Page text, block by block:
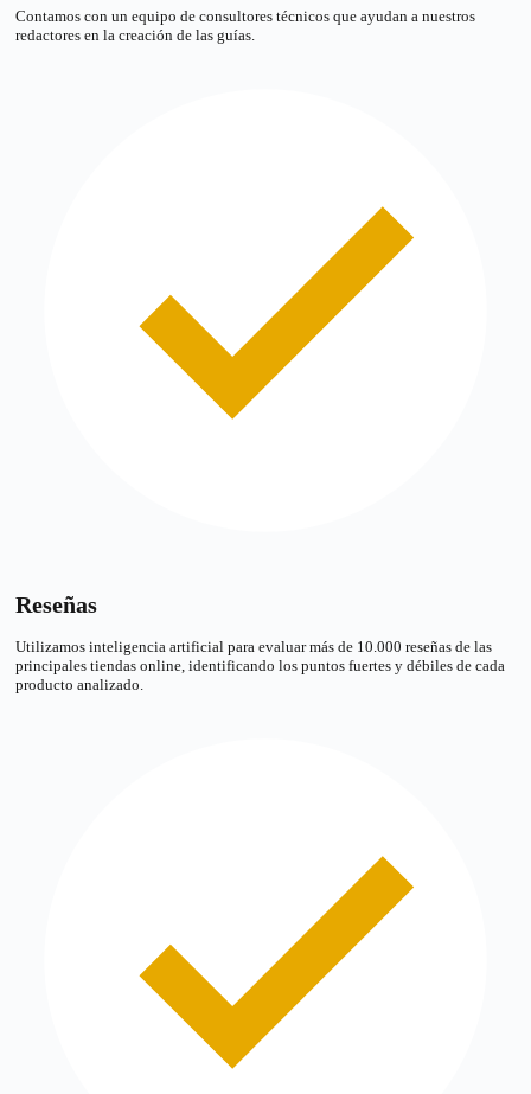
Contamos con un equipo de consultores técnicos que ayudan a nuestros
redactores en la creación de las guías.
Reseñas
Utilizamos inteligencia artificial para evaluar más de 10.000 reseñas de las
principales tiendas online, identificando los puntos fuertes y débiles de cada
producto analizado.